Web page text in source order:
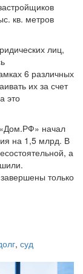
кв. метров
лиц,
6 различных
их за счет
это
начал
на 1,5 млрд. В
а
только
, суд